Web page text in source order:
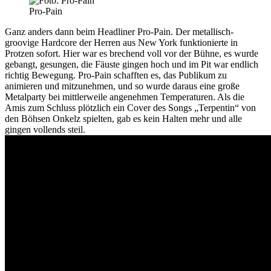
Pro-Pain
Ganz anders dann beim HeadlinerPro-Pain. Der metallisch-
groovige Hardcore der Herren aus New York funktionierte in
Protzen sofort. Hier war es brechend voll vor der Bühne, es wurde
gebangt, gesungen, die Fäuste gingen hoch und im Pit war endlich
richtig Bewegung. Pro-Pain schafften es, das Publikum zu
animieren und mitzunehmen, und so wurde daraus eine große
Metalparty bei mittlerweile angenehmen Temperaturen. Als die
Amis zum Schluss plötzlich ein Cover des Songs „Terpentin“ von
den Böhsen Onkelz spielten, gab es kein Halten mehr und alle
gingen vollends steil.